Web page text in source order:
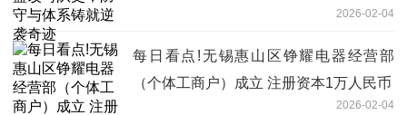
2026-02-04
每日看点!无锡惠山区铮耀电器经营部
（个体工商户）成立 注册资本1万人民币
2026-02-04